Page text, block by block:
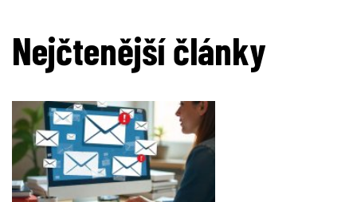
Nejčtenější články